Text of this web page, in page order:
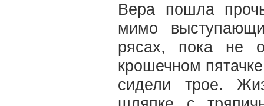
Вера пошла
мимо
рясах, пока не
крошечном
сидели трое.